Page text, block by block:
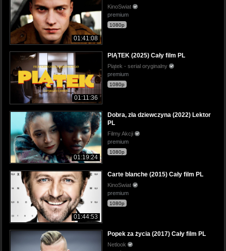
01:41:08
KinoSwiat
premium
1080p
01:11:36
PIĄTEK (2025) Cały film PL
Piątek - serial oryginalny
premium
1080p
01:19:24
Dobra, zła dziewczyna (2022) Lektor
PL
Filmy Akcji
premium
1080p
01:44:53
Carte blanche (2015) Cały film PL
KinoSwiat
premium
1080p
Popek za życia (2017) Cały film PL
Netlook